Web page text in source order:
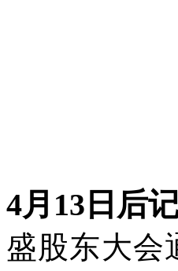
4月 13 日后
盛股东大会